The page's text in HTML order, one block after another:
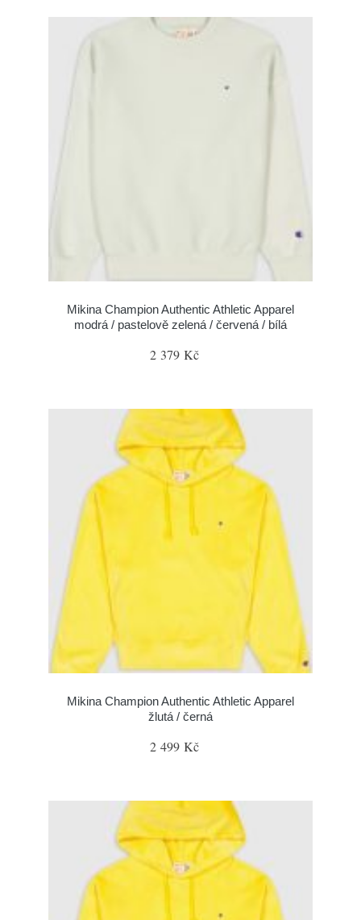
Mikina Champion Authentic Athletic Apparel
modrá / pastelově zelená / červená / bílá
2 379 Kč
Mikina Champion Authentic Athletic Apparel
žlutá / černá
2 499 Kč